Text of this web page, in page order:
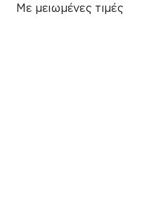
Με μειωμένες τιμές